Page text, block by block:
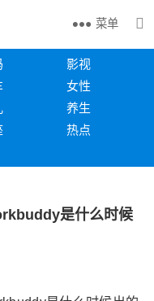
菜单
影视
女性
养生
热点
是什么时候